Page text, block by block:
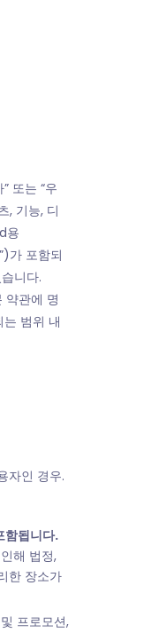
또는 “우
, 기능, 디
용
가 포함되
니다.
약관에 명
범위 내
자인 경우.
함됩니다.
해 법정,
한 장소가
프로모션,